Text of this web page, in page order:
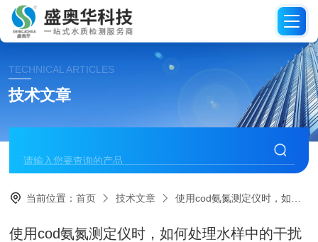
TECHNICAL ARTICLES
技术文章
当前位置：首页 技术文章 使用cod氨氮测定仪时，如何处理水样中的干扰物质
使用cod氨氮测定仪时，如何处理水样中的干扰